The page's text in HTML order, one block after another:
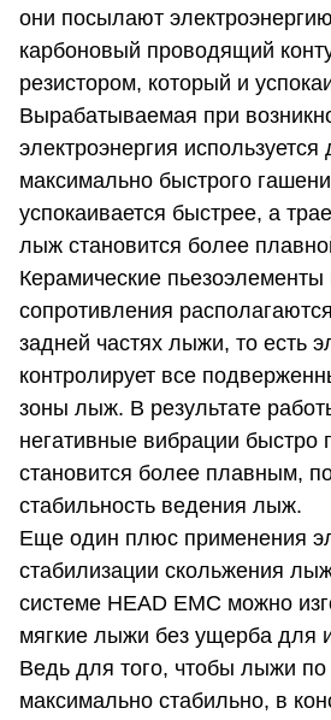
они посылают
карбоновый проводящий
резистором, который и
Вырабатываемая при
электроэнергия используется
максимально быстрого
успокаивается быстрее, а
лыж становится более
Керамические пьезоэлементы
сопротивления
задней частях лыжи, то есть
контролирует все
зоны лыж. В результате
негативные вибрации быстро
становится более плавным,
стабильность ведения лыж.
Еще один плюс применения
стабилизации скольжения
системе HEAD EMC можно
мягкие лыжи без ущерба для
Ведь для того, чтобы лыжи
максимально стабильно, в